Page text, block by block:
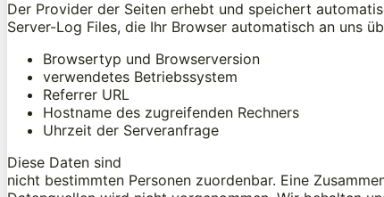
Der Provider der Seiten erhebt und speichert
Server-Log Files, die Ihr Browser automatisch an uns
Browsertyp und Browserversion
verwendetes Betriebssystem
Referrer URL
Hostname des zugreifenden Rechners
Uhrzeit der Serveranfrage
Diese Daten sind
nicht bestimmten Personen zuordenbar. Eine